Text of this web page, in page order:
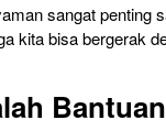
sangat penting
kita bisa bergerak